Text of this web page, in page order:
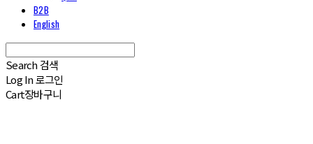
B2B
English
Search 검색
Log In로그인
Cart장바구니